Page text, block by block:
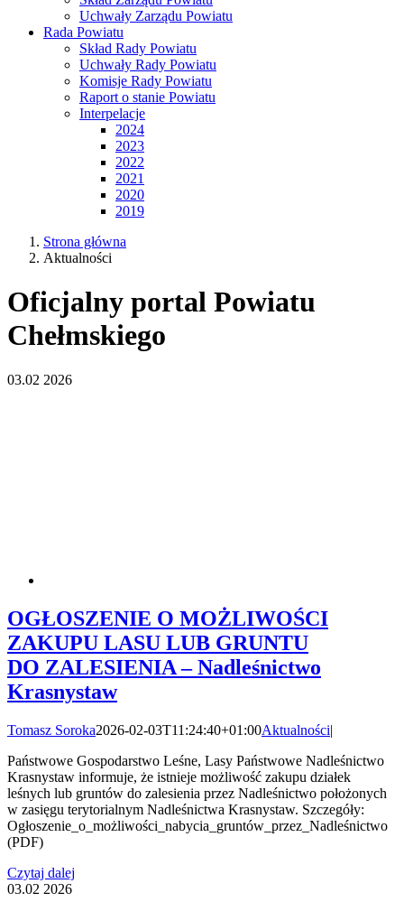
Uchwały Zarządu Powiatu
Rada Powiatu
Skład Rady Powiatu
Uchwały Rady Powiatu
Komisje Rady Powiatu
Raport o stanie Powiatu
Interpelacje
2024
2023
2022
2021
2020
2019
Strona główna
Aktualności
Oficjalny portal Powiatu
Chełmskiego
03.02 2026
OGŁOSZENIE O MOŻLIWOŚCI
ZAKUPU LASU LUB GRUNTU
DO ZALESIENIA – Nadleśnictwo
Krasnystaw
Tomasz Soroka2026-02-03T11:24:40+01:00Aktualności|
Państwowe Gospodarstwo Leśne, Lasy Państwowe Nadleśnictwo
Krasnystaw informuje, że istnieje możliwość zakupu działek
leśnych lub gruntów do zalesienia przez Nadleśnictwo położonych
w zasięgu terytorialnym Nadleśnictwa Krasnystaw. Szczegóły:
Ogłoszenie_o_możliwości_nabycia_gruntów_przez_Nadleśnictwo
(PDF)
Czytaj dalej
03.02 2026